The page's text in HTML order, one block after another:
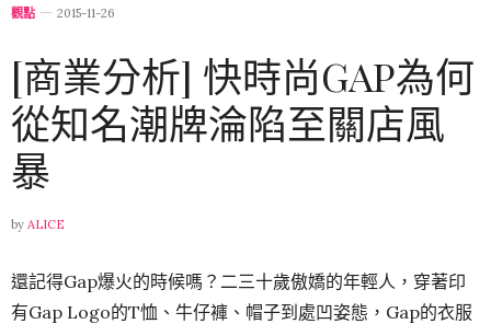
觀點 2015-11-26
[商業分析] 快時尚GAP為何
從知名潮牌淪陷至關店風
暴
by ALICE
還記得Gap爆火的時候嗎？二三十歲傲嬌的年輕人，穿著印
有Gap Logo的T恤、牛仔褲、帽子到處凹姿態，Gap的衣服